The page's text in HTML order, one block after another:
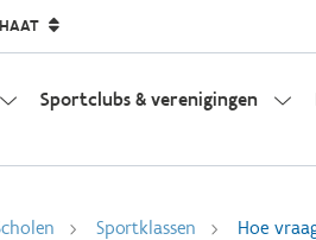
Sportclubs & verenigingen
Sportklassen Hoe